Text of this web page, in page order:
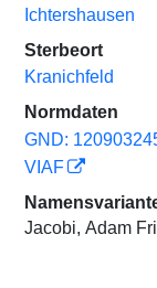
Ichtershausen
Sterbeort
Kranichfeld
Normdaten
GND:
VIAF
Jacobi, Adam